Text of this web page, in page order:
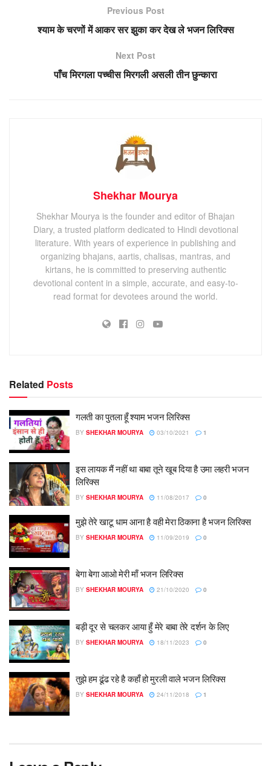
Previous Post
श्याम के चरणों में आकर सर झुका कर देख ले भजन लिरिक्स
Next Post
पाँच मिरगला पच्चीस मिरगली असली तीन छुन्कारा
Shekhar Mourya
Shekhar Mourya is the founder and editor of Bhajan
Diary, a trusted platform dedicated to Hindi devotional
literature. With years of experience in publishing and
organizing bhajans, aartis, chalisas, mantras, and
kirtans, he is committed to preserving authentic
devotional content in a simple, accurate, and easy-to-
read format for devotees around the world.
Related Posts
गलती का पुतला हूँ श्याम भजन लिरिक्स
BY SHEKHAR MOURYA 03/10/2021 1
इस लायक मैं नहीं था बाबा तूने खूब दिया है उमा लहरी भजन
लिरिक्स
BY SHEKHAR MOURYA 11/08/2017 0
मुझे तेरे खाटू धाम आना है वही मेरा ठिकाना है भजन लिरिक्स
BY SHEKHAR MOURYA 11/09/2019 0
बेगा बेगा आओ मेरी माँ भजन लिरिक्स
BY SHEKHAR MOURYA 21/10/2020 0
बड़ी दूर से चलकर आया हुँ मेरे बाबा तेरे दर्शन के लिए
BY SHEKHAR MOURYA 18/11/2023 0
तुझे हम ढूंढ रहे है कहाँ हो मुरली वाले भजन लिरिक्स
BY SHEKHAR MOURYA 24/11/2018 1